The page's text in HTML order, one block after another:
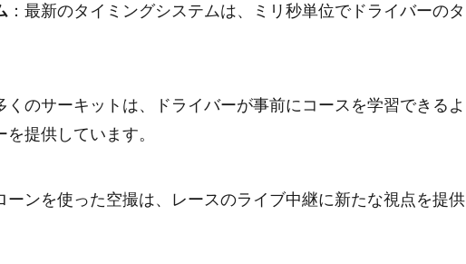
：最新のタイミングシステムは、ミリ秒単位でドライバーのタ
くのサーキットは、ドライバーが事前にコースを学習できるよ
提供しています。
ーンを使った空撮は、レースのライブ中継に新たな視点を提供